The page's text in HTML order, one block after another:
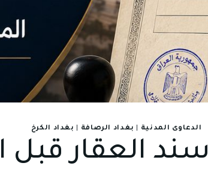
الدعاوى المدنية بغداد الرصافة بغداد الكرخ
العقار قبل